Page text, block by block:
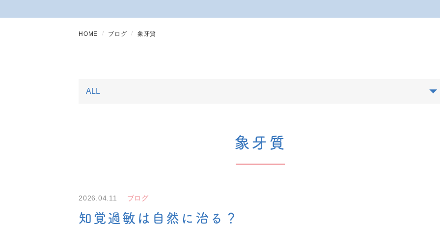
HOME ブログ 象牙質
象牙質
2026.04.11 ブログ
知覚過敏は自然に治る？